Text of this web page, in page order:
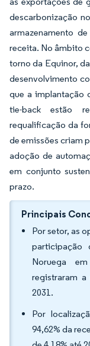
descarbonização
armazenamento
receita. No âmbito
torno da Equinor,
desenvolvimento
que a implantação
tie-back estão
requalificação da
de emissões criam
adoção de
em conjunto
prazo.
Principais
Por setor, as
Noruega
registraram
2031.
Por
94,62% da